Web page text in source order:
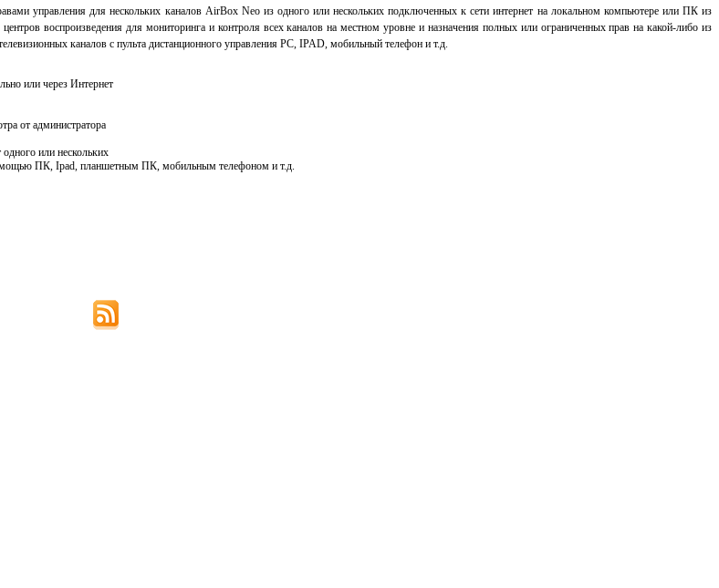
управлениядля нескольких каналов AirBox Neo из одного или нескольких подключенных к сети интернет на локальном компьютере или ПК из
центроввоспроизведения для мониторинга и контроля всех каналов на местном уровне и назначения полных или ограниченных прав на какой-либо из
каналов с пульта дистанционного управления PC, IPAD, мобильный телефон и т.д.
или через Интернет
от администратора
одного или нескольких
ПК, Ipad, планшетным ПК, мобильным телефоном и т.д.